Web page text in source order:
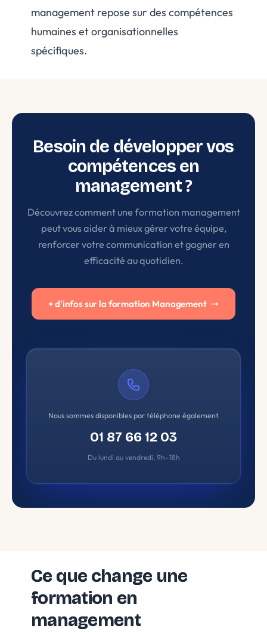
management repose sur des compétences
humaines et organisationnelles
spécifiques.
Besoin de développer vos
compétences en
management ?
Découvrez comment une formation management
peut vous aider à mieux gérer votre équipe,
renforcer votre communication et gagner en
efficacité au quotidien.
+ d'infos sur la formation Management
Nous sommes disponibles par téléphone également
01 87 66 12 03
Du lundi au vendredi, 9h–18h
Ce que change une
formation en
management